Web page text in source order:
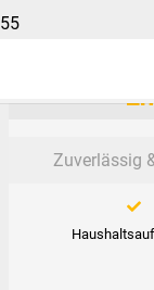
Zuverlässig